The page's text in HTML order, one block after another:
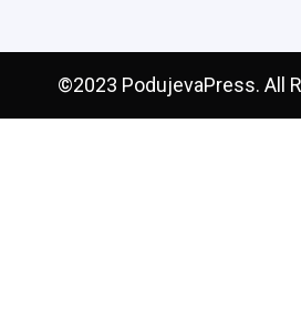
©2023 PodujevaPress. All